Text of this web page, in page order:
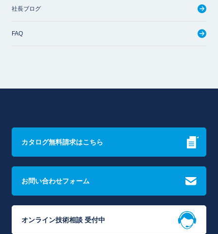
社長ブログ
FAQ
カタログ無料請求はこちら
お問い合わせフォーム
オンライン技術相談 受付中